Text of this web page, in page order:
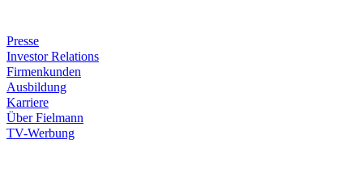
Presse
Investor Relations
Firmenkunden
Ausbildung
Karriere
Über Fielmann
TV-Werbung